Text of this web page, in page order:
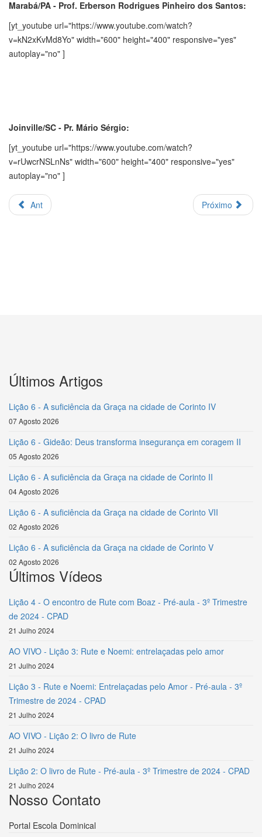
Marabá/PA - Prof. Erberson Rodrigues Pinheiro dos Santos:
[yt_youtube url="https://www.youtube.com/watch?
v=kN2xKvMd8Yo" width="600" height="400" responsive="yes"
autoplay="no" ]
Joinville/SC - Pr. Mário Sérgio:
[yt_youtube url="https://www.youtube.com/watch?
v=rUwcrNSLnNs" width="600" height="400" responsive="yes"
autoplay="no" ]
Ant Próximo
Últimos Artigos
Lição 6 - A suficiência da Graça na cidade de Corinto IV
07 Agosto 2026
Lição 6 - Gideão: Deus transforma insegurança em coragem II
05 Agosto 2026
Lição 6 - A suficiência da Graça na cidade de Corinto II
04 Agosto 2026
Lição 6 - A suficiência da Graça na cidade de Corinto VII
02 Agosto 2026
Lição 6 - A suficiência da Graça na cidade de Corinto V
02 Agosto 2026
Últimos Vídeos
Lição 4 - O encontro de Rute com Boaz - Pré-aula - 3º Trimestre
de 2024 - CPAD
21 Julho 2024
AO VIVO - Lição 3: Rute e Noemi: entrelaçadas pelo amor
21 Julho 2024
Lição 3 - Rute e Noemi: Entrelaçadas pelo Amor - Pré-aula - 3º
Trimestre de 2024 - CPAD
21 Julho 2024
AO VIVO - Lição 2: O livro de Rute
21 Julho 2024
Lição 2: O livro de Rute - Pré-aula - 3º Trimestre de 2024 - CPAD
21 Julho 2024
Nosso Contato
Portal Escola Dominical